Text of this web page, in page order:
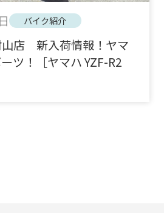
バイク紹介
山店 新入荷情報！ヤマ
ツ！［ヤマハ YZF-R2